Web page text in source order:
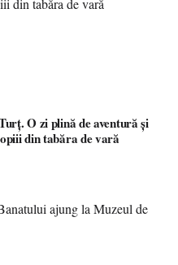
O zi plină de aventură și
din tabăra de vară